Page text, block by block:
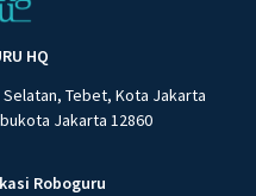
HQ
Selatan, Tebet, Kota Jakarta
Jakarta 12860
Roboguru